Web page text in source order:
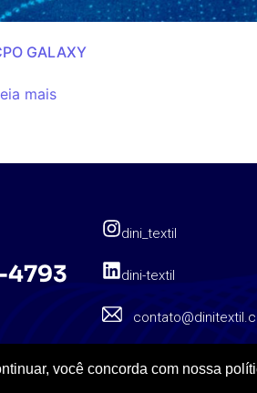
GALAXY
mais
4793
dini_textil
dini-textil
você concorda com nossa